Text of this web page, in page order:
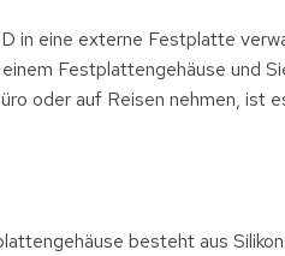
in eine externe Festplatte
Festplattengehäuse und
oder auf Reisen nehmen, ist
besteht aus